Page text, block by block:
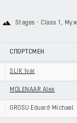
Stages - Class 1 ,
СПОРТСМЕН
SLIK Ivar
MOLENAAR Alex
GROSU Eduard-Michael